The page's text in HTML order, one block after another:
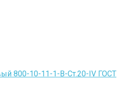
800-10-11-1-B-Cт.20-IV ГОСТ